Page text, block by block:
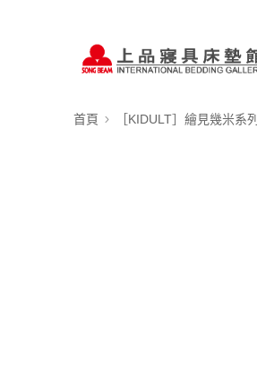
首頁 ［KIDULT］繪見幾米系列